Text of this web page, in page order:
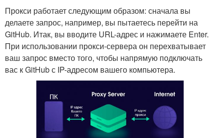
Прокси работает следующим образом: сначала вы
делаете запрос, например, вы пытаетесь перейти на
GitHub. Итак, вы вводите URL-адрес и нажимаете Enter.
При использовании прокси-сервера он перехватывает
ваш запрос вместо того, чтобы напрямую подключать
вас к GitHub с IP-адресом вашего компьютера.